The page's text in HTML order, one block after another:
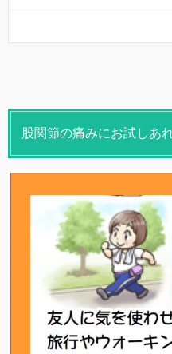
股関節の痛みにお試しあれ